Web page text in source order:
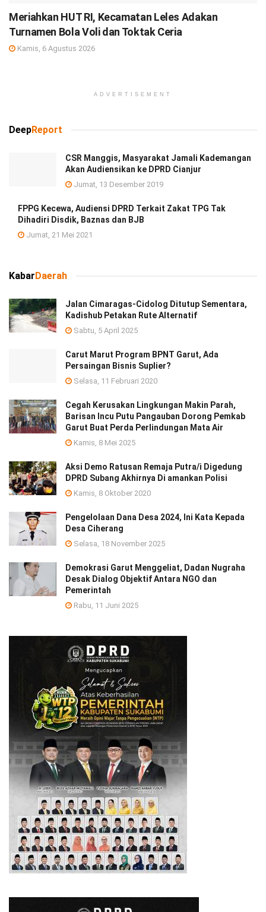
Meriahkan HUT RI, Kecamatan Leles Adakan
Turnamen Bola Voli dan Toktak Ceria
Kamis, 6 Agustus 2026
ADVERTISEMENT
DeepReport
CSR Manggis, Masyarakat Jamali Kademangan
Akan Audiensikan ke DPRD Cianjur
Jumat, 13 Desember 2019
FPPG Kecewa, Audiensi DPRD Terkait Zakat TPG Tak
Dihadiri Disdik, Baznas dan BJB
Jumat, 21 Mei 2021
Kabar Daerah
Jalan Cimaragas-Cidolog Ditutup Sementara,
Kadishub Petakan Rute Alternatif
Sabtu, 5 April 2025
Carut Marut Program BPNT Garut, Ada
Persaingan Bisnis Suplier?
Selasa, 11 Februari 2020
Cegah Kerusakan Lingkungan Makin Parah,
Barisan Incu Putu Pangauban Dorong Pemkab
Garut Buat Perda Perlindungan Mata Air
Kamis, 8 Mei 2025
Aksi Demo Ratusan Remaja Putra/i Digedung
DPRD Subang Akhirnya Di amankan Polisi
Kamis, 8 Oktober 2020
Pengelolaan Dana Desa 2024, Ini Kata Kepada
Desa Ciherang
Selasa, 18 November 2025
Demokrasi Garut Menggeliat, Dadan Nugraha
Desak Dialog Objektif Antara NGO dan
Pemerintah
Rabu, 11 Juni 2025